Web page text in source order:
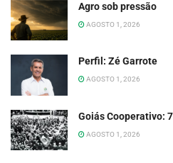
Agro sob pressão
AGOSTO 1, 2026
Perfil: Zé Garrote
AGOSTO 1, 2026
Goiás Cooperativo:
AGOSTO 1, 2026